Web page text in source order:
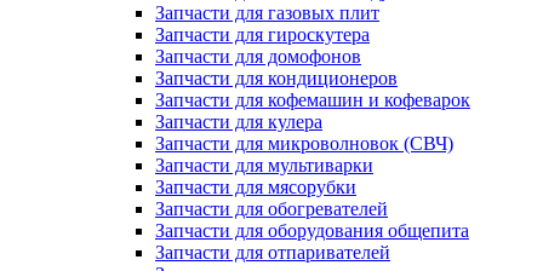
Запчасти для газовых плит
Запчасти для гироскутера
Запчасти для домофонов
Запчасти для кондиционеров
Запчасти для кофемашин и кофеварок
Запчасти для кулера
Запчасти для микроволновок (СВЧ)
Запчасти для мультиварки
Запчасти для мясорубки
Запчасти для обогревателей
Запчасти для оборудования общепита
Запчасти для отпаривателей